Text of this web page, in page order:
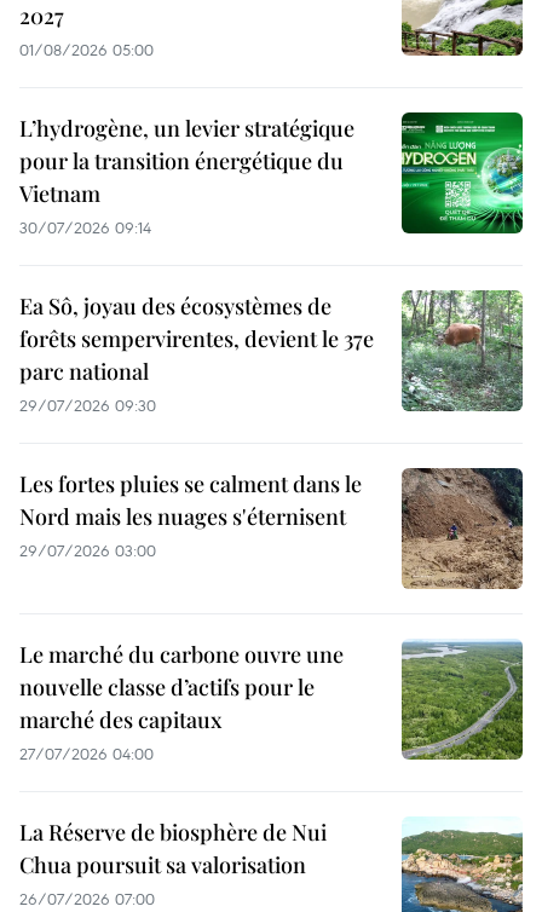
2027
01/08/2026 05:00
L’hydrogène, un levier stratégique
pour la transition énergétique du
Vietnam
30/07/2026 09:14
Ea Sô, joyau des écosystèmes de
forêts sempervirentes, devient le 37e
parc national
29/07/2026 09:30
Les fortes pluies se calment dans le
Nord mais les nuages s'éternisent
29/07/2026 03:00
Le marché du carbone ouvre une
nouvelle classe d’actifs pour le
marché des capitaux
27/07/2026 04:00
La Réserve de biosphère de Nui
Chua poursuit sa valorisation
26/07/2026 07:00